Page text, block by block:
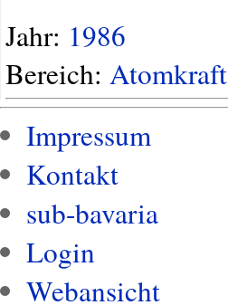
Jahr: 1986
Bereich: Atomkraft
Impressum
Kontakt
sub-bavaria
Login
Webansicht